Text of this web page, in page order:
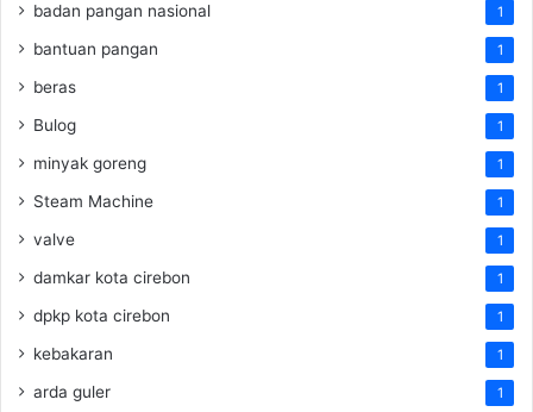
badan pangan nasional 1
bantuan pangan 1
beras 1
Bulog 1
minyak goreng 1
Steam Machine 1
valve 1
damkar kota cirebon 1
dpkp kota cirebon 1
kebakaran 1
arda guler 1